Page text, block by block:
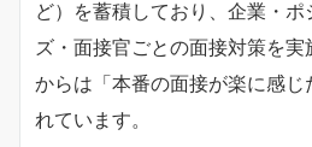
ど）を蓄積しており、企業・
ズ・面接官ごとの面接対策を
からは「本番の面接が楽に感じ
れています。